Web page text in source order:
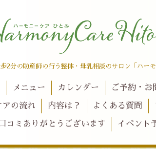
2分の助産師の行う整体・母乳相談のサロン「ハーモ
メニュー カレンダー ご予約・お
アの流れ 内容は？ よくある質問
口コミありがとうございます イベント